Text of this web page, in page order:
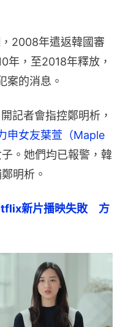
2008年遣返韓國審
年，至2018年釋放，
案的消息。
記者會指控鄭明析，
申女友葉萱（Maple
。她們均已報警，韓
明析。
新片播映失敗　方